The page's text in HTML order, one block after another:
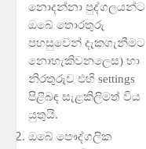
නොදන්නා පුද්ගලයන්ට
ඔබේ තොරතුරු
පහසුවෙන් දැකගැනීමට
නොහැකිවනලෙස) හා
නිරතුරුව එහි settings
පිළිබඳ සැළකිලිමත් විය
යුතුයි.
ඔබේ පෞද්ගලික